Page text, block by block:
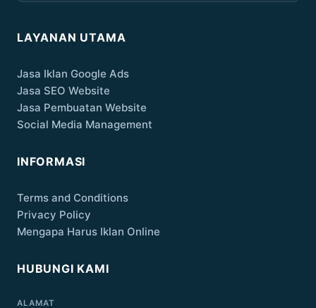
LAYANAN UTAMA
Jasa Iklan Google Ads
Jasa SEO Website
Jasa Pembuatan Website
Social Media Management
INFORMASI
Terms and Conditions
Privacy Policy
Mengapa Harus Iklan Online
HUBUNGI KAMI
ALAMAT